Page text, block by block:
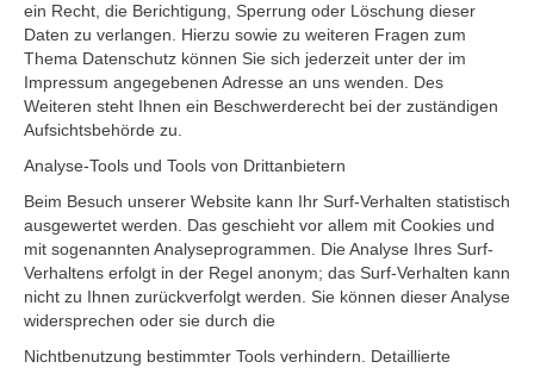
ein Recht, die Berichtigung, Sperrung oder Löschung dieser
Daten zu verlangen. Hierzu sowie zu weiteren Fragen zum
Thema Datenschutz können Sie sich jederzeit unter der im
Impressum angegebenen Adresse an uns wenden. Des
Weiteren steht Ihnen ein Beschwerderecht bei der zuständigen
Aufsichtsbehörde zu.
Analyse-Tools und Tools von Drittanbietern
Beim Besuch unserer Website kann Ihr Surf-Verhalten statistisch
ausgewertet werden. Das geschieht vor allem mit Cookies und
mit sogenannten Analyseprogrammen. Die Analyse Ihres Surf-
Verhaltens erfolgt in der Regel anonym; das Surf-Verhalten kann
nicht zu Ihnen zurückverfolgt werden. Sie können dieser Analyse
widersprechen oder sie durch die
Nichtbenutzung bestimmter Tools verhindern. Detaillierte